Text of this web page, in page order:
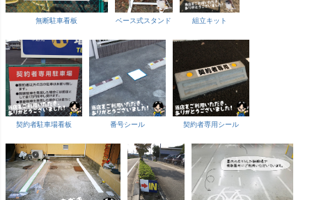
無断駐車看板 ベース式スタンド 組立キット
契約者駐車場看板 番号シール 契約者専用シール